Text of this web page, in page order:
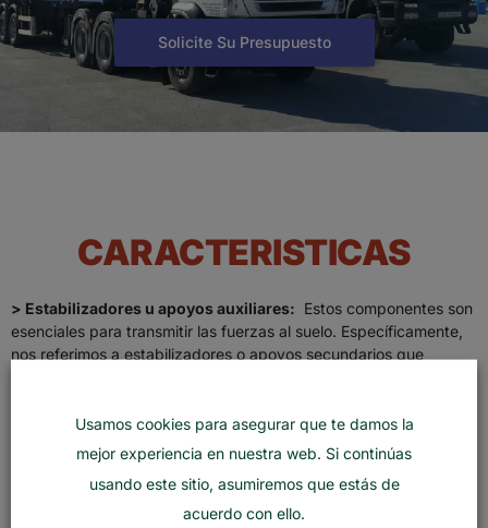
Solicite Su Presupuesto
CARACTERISTICAS
> Estabilizadores u apoyos auxiliares: Estos componentes son
esenciales para transmitir las fuerzas al suelo. Específicamente,
nos referimos a estabilizadores o apoyos secundarios que
manipular la carga ampliando la base de apoyo y optimizar la
distribución de peso en el suelo.
Es una estructura metálica donde se encuentran los
componentes de la grúa para que la máquina trabaje de forma
Usamos cookies para asegurar que te damos la
mejor experiencia en nuestra web. Si continúas
usando este sitio, asumiremos que estás de
acuerdo con ello.